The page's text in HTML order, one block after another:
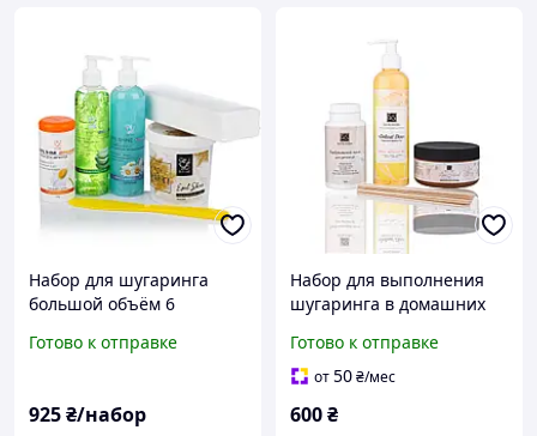
Набор для шугаринга
большой объём 6
Готово к отправке
925₴/набор
Набор для выполнения
шугаринга в домашних
паста твердая 500 г
Готово к отправке
от50₴/мес
600₴